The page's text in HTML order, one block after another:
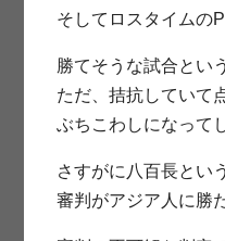
そしてロスタイムの
勝てそうな試合とい
ただ、拮抗していて
ぶちこわしになって
さすがに八百長とい
審判がアジア人に勝